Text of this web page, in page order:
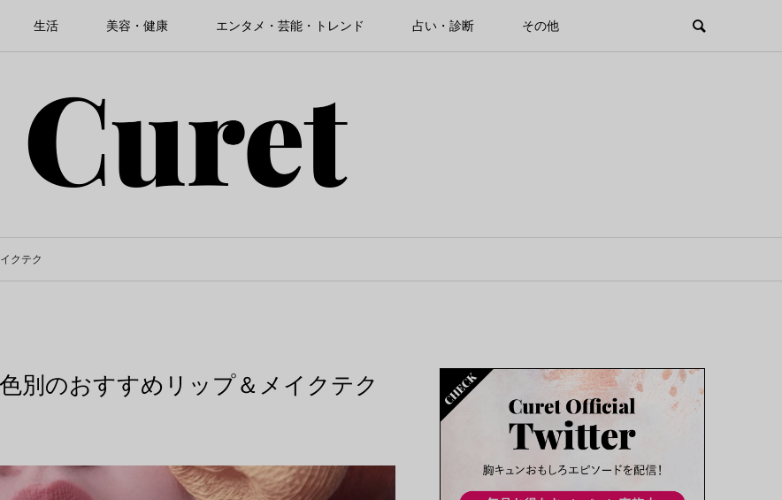
生活 美容・健康 エンタメ・芸能・トレンド 占い・診断 その他
クテク
別のおすすめリップ＆メイクテク